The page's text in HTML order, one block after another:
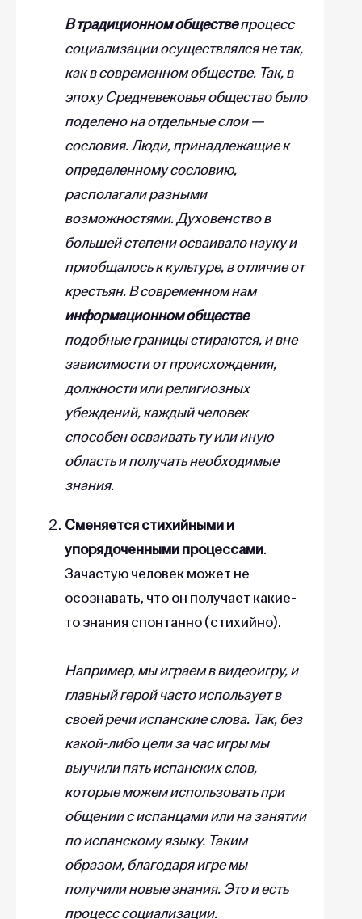
В традиционном обществепроцесс
социализации осуществлялся не так,
как в современном обществе. Так, в
эпоху Средневековья общество было
поделено на отдельные слои —
сословия. Люди, принадлежащие к
определенному сословию,
располагали разными
возможностями. Духовенство в
большей степени осваивало науку и
приобщалось к культуре, в отличие от
крестьян. В современном нам
информационном обществе
подобные границы стираются, и вне
зависимости от происхождения,
должности или религиозных
убеждений, каждый человек
способен осваивать ту или иную
область и получать необходимые
знания.
Сменяется стихийными и
упорядоченными процессами.
Зачастую человек может не
осознавать, что он получает какие-
то знания спонтанно (стихийно).
Например, мы играем в видеоигру, и
главный герой часто использует в
своей речи испанские слова. Так, без
какой-либо цели за час игры мы
выучили пять испанских слов,
которые можем использовать при
общении с испанцами или на занятии
по испанскому языку. Таким
образом, благодаря игре мы
получили новые знания. Это и есть
процесс социализации.